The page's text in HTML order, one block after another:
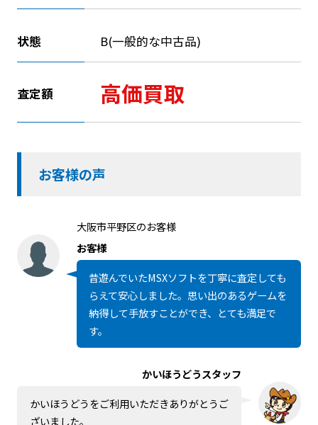
状態 B(一般的な中古品)
査定額 高価買取
お客様の声
大阪市平野区のお客様
お客様
昔遊んでいたMSXソフトを丁寧に査定しても
らえて安心しました。思い出のあるゲームを
納得して手放すことができ、とても満足で
す。
かいほうどうスタッフ
かいほうどうをご利用いただきありがとうご
ざいました。